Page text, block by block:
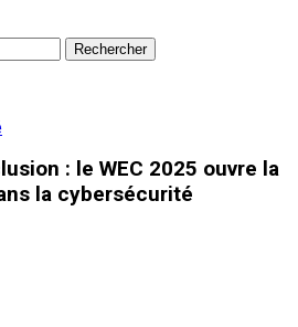
Rechercher
: le WEC 2025 ouvre la
la cybersécurité